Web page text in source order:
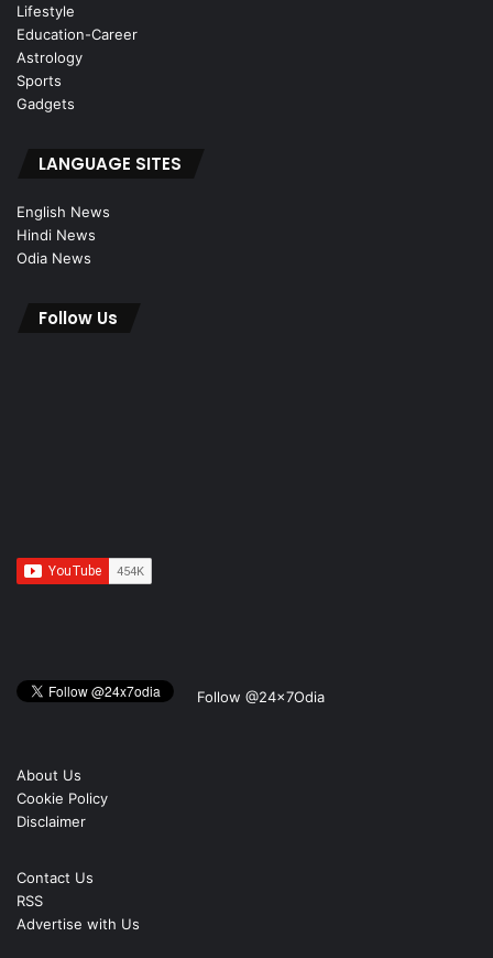
Lifestyle
Education-Career
Astrology
Sports
Gadgets
LANGUAGE SITES
English News
Hindi News
Odia News
Follow Us
Follow @24x7Odia
About Us
Cookie Policy
Disclaimer
Contact Us
RSS
Advertise with Us